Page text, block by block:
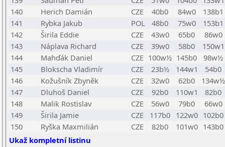
140
Herich Damián CZE 40b0 84w0
138b1
141
Rybka Jakub POL 48b0 75w0
153b1
142
Širila Eddie CZE 43w0 65b0
86w0
143
Náplava Richard CZE 39w0 58b0
150w1
144
Mahďák Daniel CZE 100w½ 145b0
98w½
145
Blokscha Vladimír CZE 23b½ 144w1
54b0
146
Kožušník Zbyněk CZE 32w0 62b0
134w½
147
Dluhoš Daniel CZE 92b0 110w1
82b0
148
Malik Rostislav CZE 56w0 79b0
66w0
149
Širila Jamie CZE 117b0 122w0 102b0
150
Ryška Maxmilián CZE 82b0 101w0 143b0
Ukaž kompletní listinu